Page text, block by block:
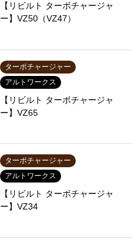
【リビルト ターボチャージャ
ー】VZ50（VZ47）
ターボチャージャー
アルトワークス
【リビルト ターボチャージャ
ー】VZ65
ターボチャージャー
アルトワークス
【リビルト ターボチャージャ
ー】VZ34